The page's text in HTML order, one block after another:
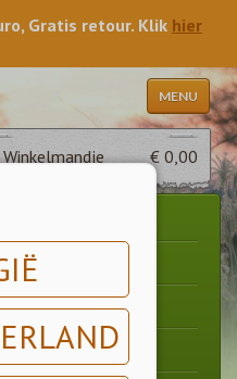
Gratis retour. Klik hier
MENU
Winkelmandje € 0,00